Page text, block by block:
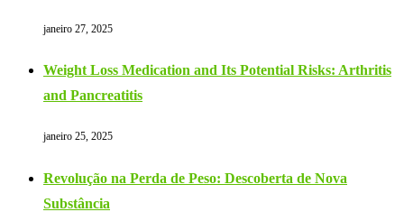
janeiro 27, 2025
Weight Loss Medication and Its Potential Risks: Arthritis
and Pancreatitis
janeiro 25, 2025
Revolução na Perda de Peso: Descoberta de Nova
Substância